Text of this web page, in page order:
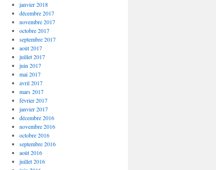
janvier 2018
décembre 2017
novembre 2017
octobre 2017
septembre 2017
août 2017
juillet 2017
juin 2017
mai 2017
avril 2017
mars 2017
février 2017
janvier 2017
décembre 2016
novembre 2016
octobre 2016
septembre 2016
août 2016
juillet 2016